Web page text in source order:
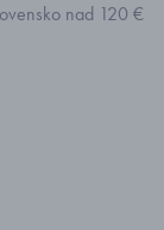
nad 120 €